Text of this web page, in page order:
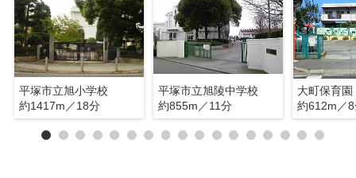
平塚市立旭小学校
約1417m／18分
平塚市立旭陵中学校
約855m／11分
大町保育園
約612m／